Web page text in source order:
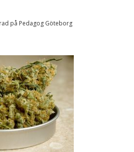
på Pedagog Göteborg